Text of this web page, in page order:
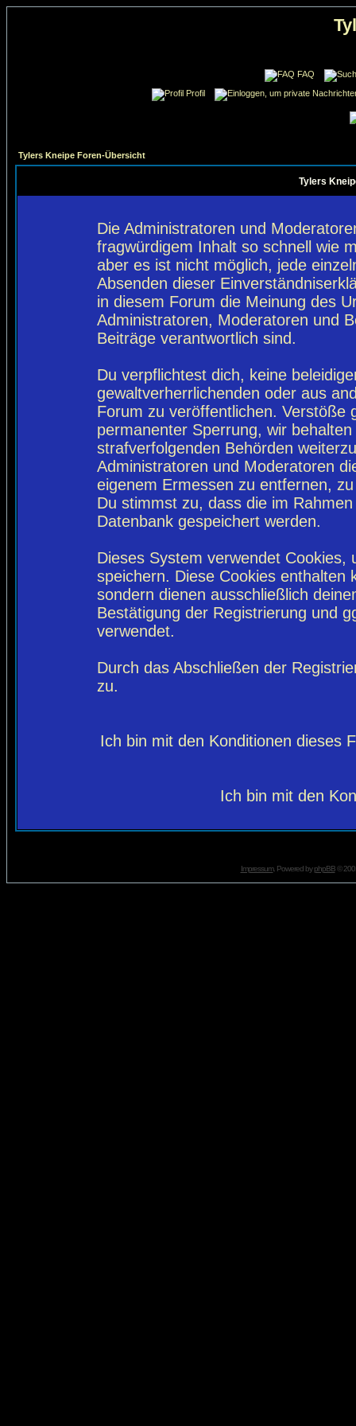
FAQ
Profil
Tylers Kneipe Foren-Übersicht
Tylers
Die Administratoren und
fragwürdigem Inhalt so schnell wie
aber es ist nicht möglich, jede
Absenden dieser
in diesem Forum die Meinung des
Administratoren, Moderatoren und
Beiträge verantwortlich sind.
Du verpflichtest dich, keine
gewaltverherrlichenden oder aus
Forum zu veröffentlichen. Verstöße
permanenter Sperrung, wir
strafverfolgenden Behörden
Administratoren und Moderatoren
eigenem Ermessen zu entfernen,
Du stimmst zu, dass die im
Datenbank gespeichert werden.
Dieses System verwendet
speichern. Diese Cookies enthalten
sondern dienen ausschließlich
Bestätigung der Registrierung und
verwendet.
Durch das Abschließen der
zu.
Ich bin mit den Konditionen dieses
Ich bin mit den
Impressum. Powered byphpBB©